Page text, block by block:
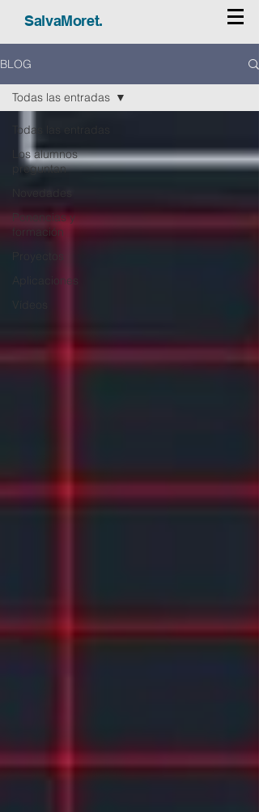
SalvaMoret.
BLOG
Todas las entradas
Los alumnos
preguntan
Ponencias y
formación
Aplicaciones
Vídeos
Todas las entradas